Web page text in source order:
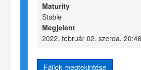
Maturity
Stable
Megjelent
2022. február 02. szerda, 20:46
Fájlok megtekintése